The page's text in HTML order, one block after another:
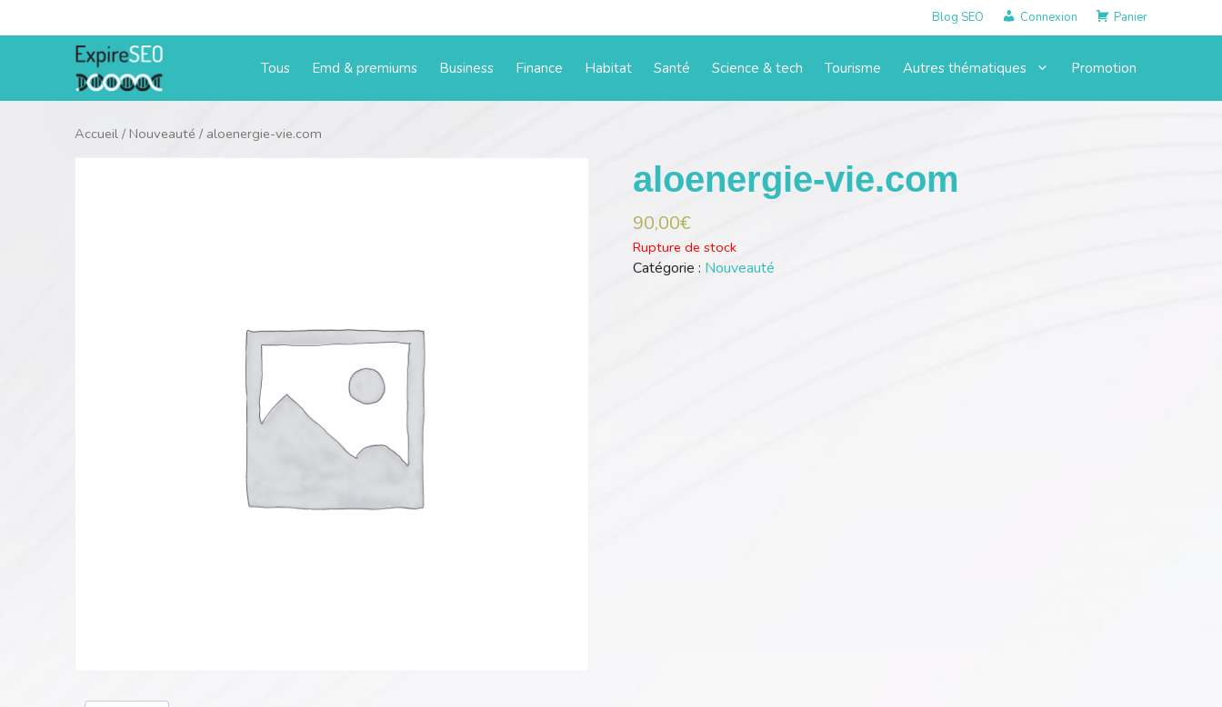
au
Blog SEO Connexion Panier
Tous Emd & premiums Business Finance Habitat Santé Science & tech Tourisme Autres thématiques Promotion
Accueil / Nouveauté / aloenergie-vie.com
aloenergie-vie.com
90,00€
Rupture de stock
Catégorie : Nouveauté